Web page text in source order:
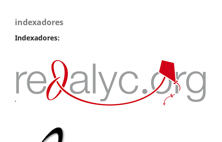
indexadores
Indexadores: